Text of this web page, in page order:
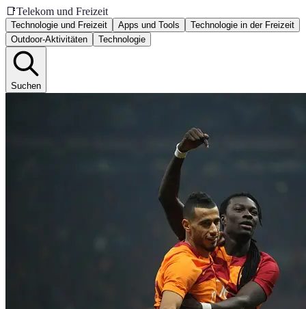
📑Telekom und Freizeit
Technologie und Freizeit Apps und Tools
Technologie in der Freizeit
Outdoor-Aktivitäten
Technologie
Suchen